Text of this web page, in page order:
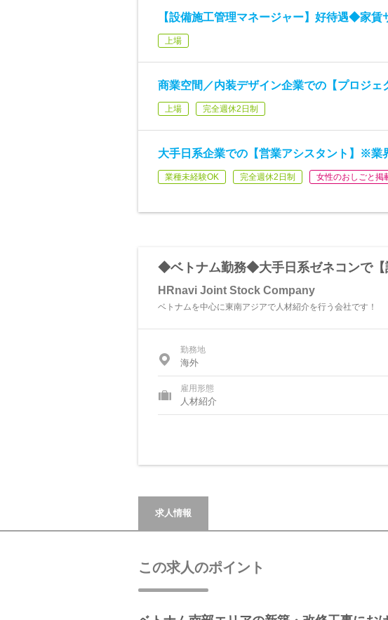
【設備施工管理マネージャー】好待遇◆家賃
上場
商業空間／内装デザイン企業での【プロジェ
上場 完全週休2日制
大手日系企業での【営業アシスタント】※業
業種未経験OK 完全週休2日制 女性のおしごと掲
◆ベトナム勤務◆大手日系ゼネコンで【
HRnavi Joint Stock Company
ベトナムを中心に東南アジアで人材紹介を行う会社です！
勤務地
海外
雇用形態
人材紹介
求人情報
この求人のポイント